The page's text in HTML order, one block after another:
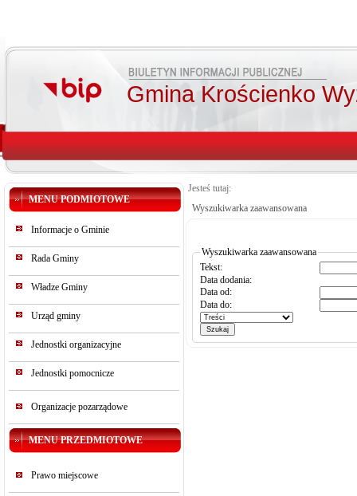
Gmina Krościenko
MENU PODMIOTOWE
Informacje o Gminie
Rada Gminy
Władze Gminy
Urząd gminy
Jednostki organizacyjne
Jednostki pomocnicze
Organizacje pozarządowe
MENU PRZEDMIOTOWE
Prawo miejscowe
Jesteś tutaj:
Wyszukiwarka zaawansowana
Wyszukiwarka zaawansowana
Tekst:
Data dodania:
Data od:
Data do: